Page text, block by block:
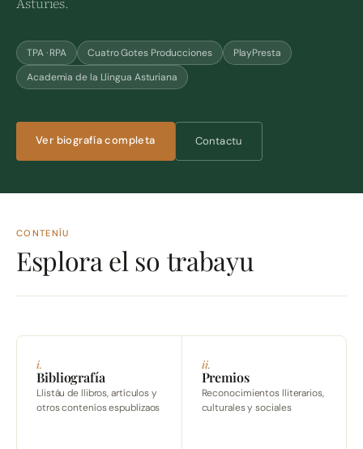
TPA · RPA Cuatro Gotes Producciones
PlayPresta
Academia de la Llingua Asturiana
Ver biografía completa Contactu
CONTENÍU
Esplora el so trabayu
i.
Bibliografía
Llistáu de llibros, artículos y
otros conteníos espublizaos
ii.
Premios
Reconocimientos lliterarios,
culturales y sociales